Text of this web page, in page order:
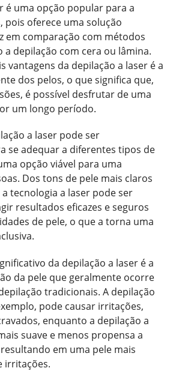
é uma opção popular para a
pois oferece uma solução
em comparação com métodos
depilação com cera ou lâmina.
vantagens da depilação a laser é a
dos pelos, o que significa que,
é possível desfrutar de uma
um longo período.
a laser pode ser
se adequar a diferentes tipos de
opção viável para uma
Dos tons de pele mais claros
tecnologia a laser pode ser
resultados eficazes e seguros
de pele, o que a torna uma
da depilação a laser é a
da pele que geralmente ocorre
tradicionais. A depilação
pode causar irritações,
enquanto a depilação a
suave e menos propensa a
em uma pele mais
irritações.